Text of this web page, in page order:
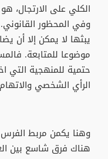
الكلي على الارتجال،
وفي المحظور
يبثها لا يمكن إلا أن
موضوعا للمتابعة.
حتمية للمنهجية التي
الرأي الشخصي
وهنا يكمن مربط
هناك فرق شاسع بين